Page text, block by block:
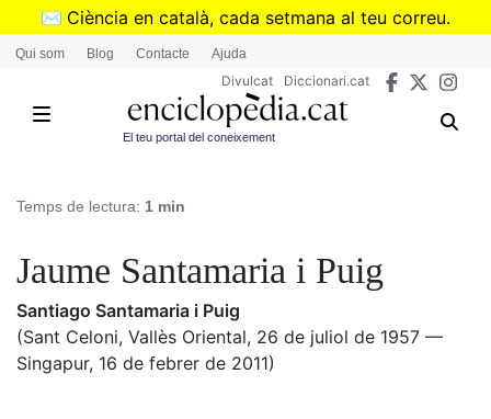
Vés
✉️ Ciència en català, cada setmana al teu correu.
➜Subscriu-te al butlletí de Divulcat
Qui som Blog Contacte Ajuda
Divulcat Diccionari.cat
El teu portal del coneixement
Temps de lectura: 1 min
Jaume Santamaria i Puig
Santiago Santamaria i Puig
(Sant Celoni, Vallès Oriental, 26 de juliol de 1957 —
Singapur, 16 de febrer de 2011)